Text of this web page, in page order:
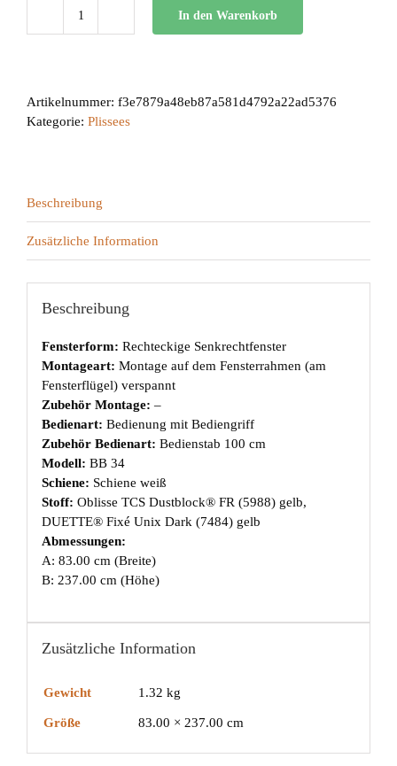
BB
In den Warenkorb
Artikelnummer: f3e7879a48eb87a581d4792a22ad5376
Kategorie: Plissees
Beschreibung
Zusätzliche Information
Beschreibung
Fensterform: Rechteckige Senkrechtfenster
Montageart: Montage auf dem Fensterrahmen (am
Fensterflügel) verspannt
Zubehör Montage: –
Bedienart: Bedienung mit Bediengriff
Zubehör Bedienart: Bedienstab 100 cm
Modell: BB 34
Schiene: Schiene weiß
Stoff: Oblisse TCS Dustblock® FR (5988) gelb,
DUETTE® Fixé Unix Dark (7484) gelb
Abmessungen:
A: 83.00 cm (Breite)
B: 237.00 cm (Höhe)
Zusätzliche Information
Gewicht 1.32 kg
Größe 83.00 × 237.00 cm